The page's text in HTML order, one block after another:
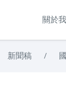
關於
新聞稿 /